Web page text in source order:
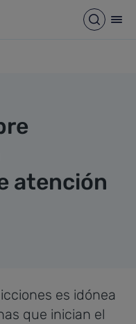
Abrir
camino de migas
atención
es idónea
que inician el